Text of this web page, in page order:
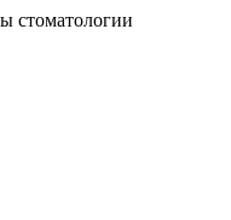
стоматологии